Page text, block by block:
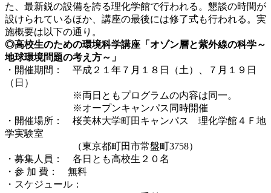
た、最新鋭の設備を誇る理化学館で行われる。懇談の時間が
設けられているほか、講座の最後には修了式も行われる。実
施概要は以下の通り。
◎高校生のための環境科学講座「オゾン層と紫外線の科学～
地球環境問題の考え方～」
・開催期間： 平成２１年７月１８日（土）、７月１９日
（日）
※両日ともプログラムの内容は同一。
※オープンキャンパス同時開催
・開催場所： 桜美林大学町田キャンパス 理化学館４Ｆ地
学実験室
（東京都町田市常盤町3758）
・募集人員： 各日とも高校生２０名
・参 加 費： 無料
・スケジュール：